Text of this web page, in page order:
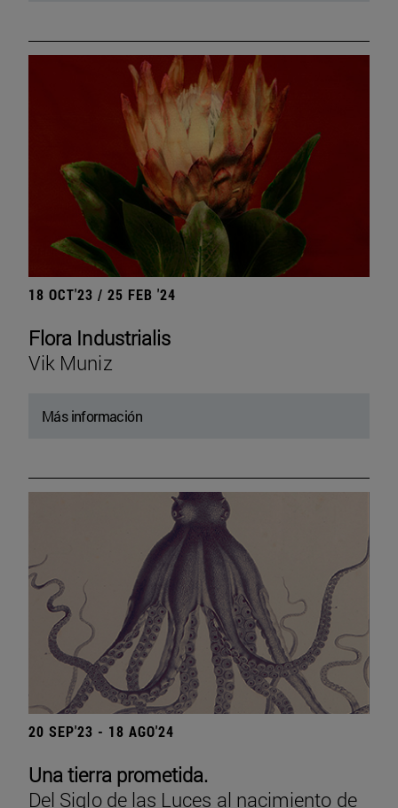
18 OCT'23 / 25 FEB '24
Flora Industrialis
Vik Muniz
Más información
20 SEP'23 - 18 AGO'24
Una tierra prometida.
Del Siglo de las Luces al nacimiento de